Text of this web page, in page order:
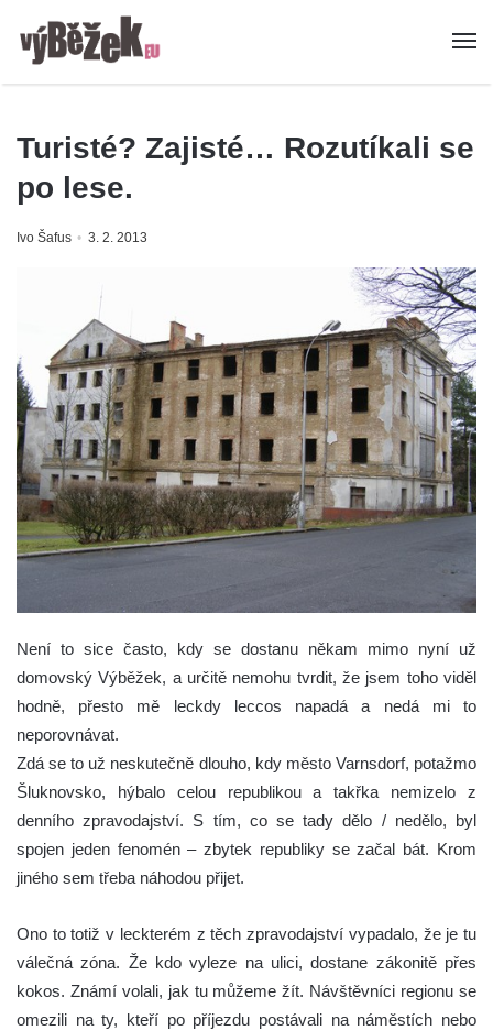
Turisté? Zajisté… Rozutíkali se
po lese.
Ivo Šafus 3. 2. 2013
Není to sice často, kdy se dostanu někam mimo nyní už
domovský Výběžek, a určitě nemohu tvrdit, že jsem toho viděl
hodně, přesto mě leckdy leccos napadá a nedá mi to
neporovnávat.
Zdá se to už neskutečně dlouho, kdy město Varnsdorf, potažmo
Šluknovsko, hýbalo celou republikou a takřka nemizelo z
denního zpravodajství. S tím, co se tady dělo / nedělo, byl
spojen jeden fenomén – zbytek republiky se začal bát. Krom
jiného sem třeba náhodou přijet.
Ono to totiž v leckterém z těch zpravodajství vypadalo, že je tu
válečná zóna. Že kdo vyleze na ulici, dostane zákonitě přes
kokos. Známí volali, jak tu můžeme žít. Návštěvníci regionu se
omezili na ty, kteří po příjezdu postávali na náměstích nebo